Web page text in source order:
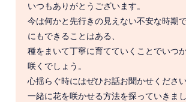
いつもありがとうございます。
今は何かと先行きの見えない不安な時期
にもできることはある、
種をまいて丁寧に育てていくことでいつ
咲くでしょう。
心揺らぐ時にはぜひお話お聞かせください
一緒に花を咲かせる方法を探っていきまし